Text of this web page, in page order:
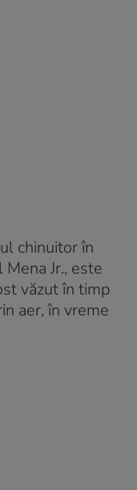
chinuitor în
Jr., este
văzut în timp
aer, în vreme